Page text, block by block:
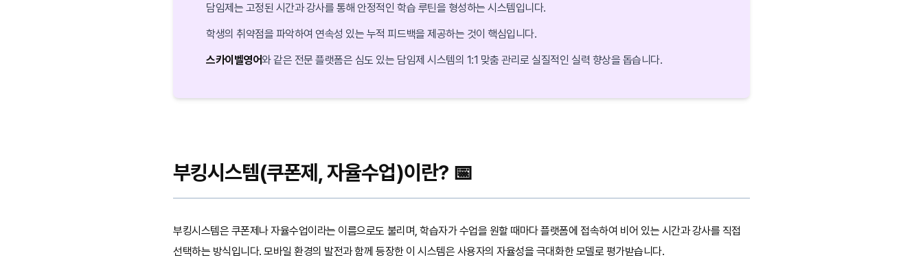
담임제는 고정된 시간과 강사를 통해 안정적인 학습 루틴을 형성하는 시스템입니다.
학생의 취약점을 파악하여 연속성 있는 누적 피드백을 제공하는 것이 핵심입니다.
스카이벨영어와 같은 전문 플랫폼은 심도 있는 담임제 시스템의 1:1 맞춤 관리로 실질적인 실력 향상을 돕습니다.
부킹시스템(쿠폰제, 자율수업)이란? 📅
부킹시스템은 쿠폰제나 자율수업이라는 이름으로도 불리며, 학습자가 수업을 원할 때마다 플랫폼에 접속하여 비어 있는 시간과 강사를 직접
선택하는 방식입니다. 모바일 환경의 발전과 함께 등장한 이 시스템은 사용자의 자율성을 극대화한 모델로 평가받습니다.